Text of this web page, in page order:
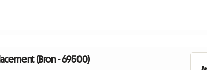
(Bron - 69500)